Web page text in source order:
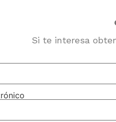
Si te interesa